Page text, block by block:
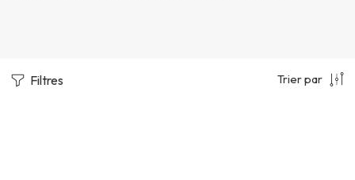
Filtres Trier par